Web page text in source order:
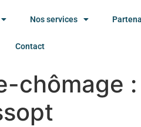
Nos services
Contact
chômage